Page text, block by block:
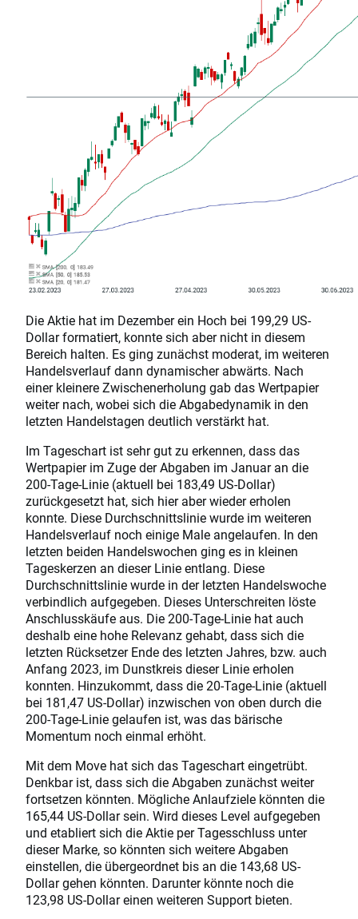
Die Aktie hat im Dezember ein Hoch bei 199,29 US-
Dollar formatiert, konnte sich aber nicht in diesem
Bereich halten. Es ging zunächst moderat, im weiteren
Handelsverlauf dann dynamischer abwärts. Nach
einer kleinere Zwischenerholung gab das Wertpapier
weiter nach, wobei sich die Abgabedynamik in den
letzten Handelstagen deutlich verstärkt hat.
Im Tageschart ist sehr gut zu erkennen, dass das
Wertpapier im Zuge der Abgaben im Januar an die
200-Tage-Linie (aktuell bei 183,49 US-Dollar)
zurückgesetzt hat, sich hier aber wieder erholen
konnte. Diese Durchschnittslinie wurde im weiteren
Handelsverlauf noch einige Male angelaufen. In den
letzten beiden Handelswochen ging es in kleinen
Tageskerzen an dieser Linie entlang. Diese
Durchschnittslinie wurde in der letzten Handelswoche
verbindlich aufgegeben. Dieses Unterschreiten löste
Anschlusskäufe aus. Die 200-Tage-Linie hat auch
deshalb eine hohe Relevanz gehabt, dass sich die
letzten Rücksetzer Ende des letzten Jahres, bzw. auch
Anfang 2023, im Dunstkreis dieser Linie erholen
konnten. Hinzukommt, dass die 20-Tage-Linie (aktuell
bei 181,47 US-Dollar) inzwischen von oben durch die
200-Tage-Linie gelaufen ist, was das bärische
Momentum noch einmal erhöht.
Mit dem Move hat sich das Tageschart eingetrübt.
Denkbar ist, dass sich die Abgaben zunächst weiter
fortsetzen könnten. Mögliche Anlaufziele könnten die
165,44 US-Dollar sein. Wird dieses Level aufgegeben
und etabliert sich die Aktie per Tagesschluss unter
dieser Marke, so könnten sich weitere Abgaben
einstellen, die übergeordnet bis an die 143,68 US-
Dollar gehen könnten. Darunter könnte noch die
123,98 US-Dollar einen weiteren Support bieten.